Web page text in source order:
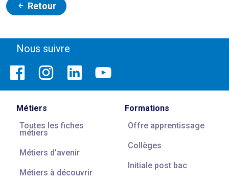
Retour
Nous suivre
Métiers
Toutes les fiches
métiers
Métiers d'avenir
Métiers à découvrir
Formations
Offre apprentissage
Collèges
Initiale post bac